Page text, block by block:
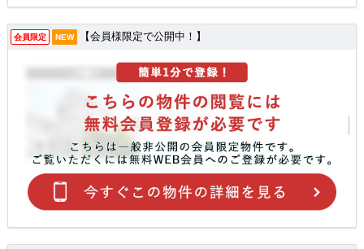
会員限定 NEW 【会員様限定で公開中！】